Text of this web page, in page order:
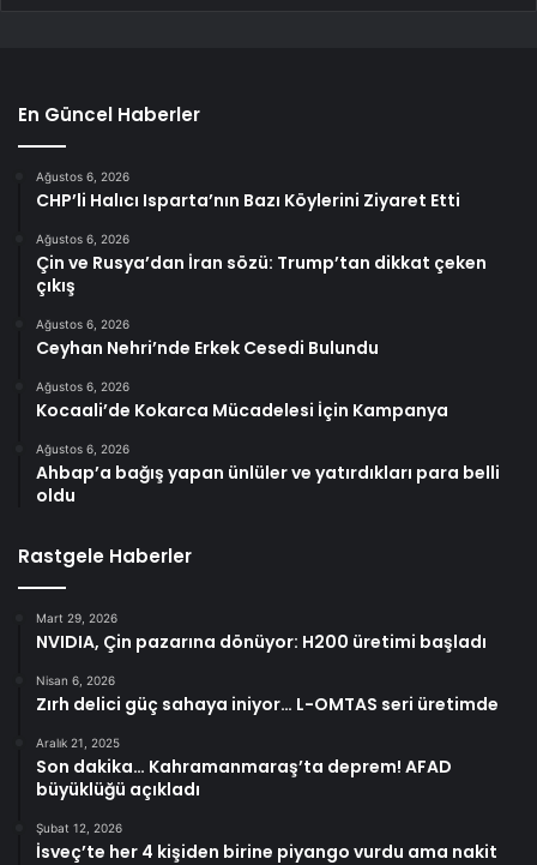
En Güncel Haberler
Ağustos 6, 2026
CHP’li Halıcı Isparta’nın Bazı Köylerini Ziyaret Etti
Ağustos 6, 2026
Çin ve Rusya’dan İran sözü: Trump’tan dikkat çeken
çıkış
Ağustos 6, 2026
Ceyhan Nehri’nde Erkek Cesedi Bulundu
Ağustos 6, 2026
Kocaali’de Kokarca Mücadelesi İçin Kampanya
Ağustos 6, 2026
Ahbap’a bağış yapan ünlüler ve yatırdıkları para belli
oldu
Rastgele Haberler
Mart 29, 2026
NVIDIA, Çin pazarına dönüyor: H200 üretimi başladı
Nisan 6, 2026
Zırh delici güç sahaya iniyor… L-OMTAS seri üretimde
Aralık 21, 2025
Son dakika… Kahramanmaraş’ta deprem! AFAD
büyüklüğü açıkladı
Şubat 12, 2026
İsveç’te her 4 kişiden birine piyango vurdu ama nakit